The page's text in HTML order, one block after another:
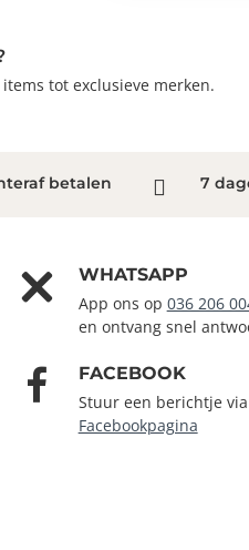
esthetiek
en tot exclusieve merken.
betalen 7
WHATSAPP
App ons op 036 206
en ontvang snel
FACEBOOK
Stuur een berichtje
Facebookpagina